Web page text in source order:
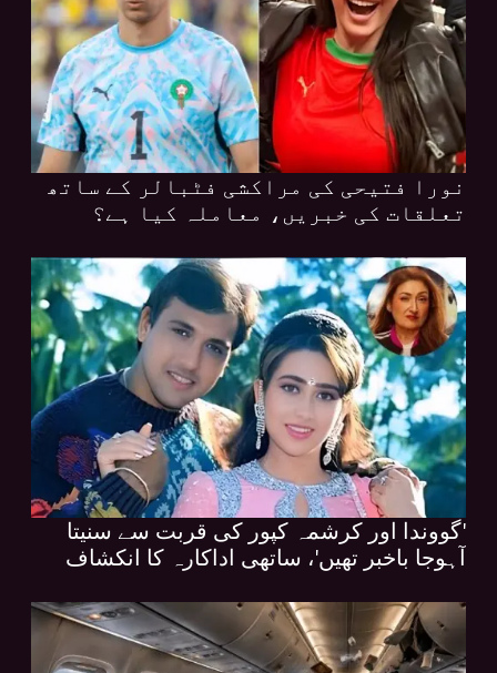
نورا فتیحی کی مراکشی فٹبالر کے ساتھ
تعلقات کی خبریں، معاملہ کیا ہے؟
'گووندا اور کرشمہ کپور کی قربت سے سنیتا
آہوجا باخبر تھیں'، ساتھی اداکارہ کا انکشاف